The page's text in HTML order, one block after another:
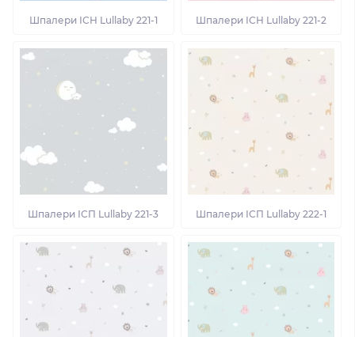
Шпалери ІСН Lullaby 221-1 Шпалери ІСН Lullaby 221-2
Шпалери ІСП Lullaby 221-3 Шпалери ІСП Lullaby 222-1